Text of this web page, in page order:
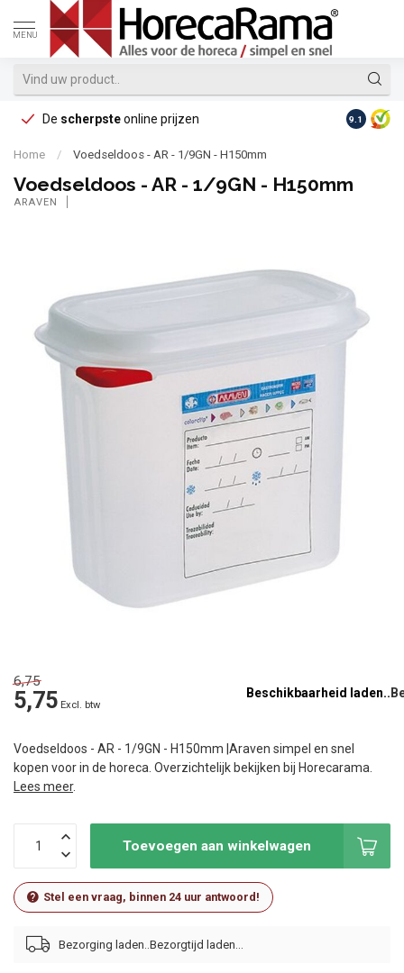
MENU
De scherpsteonline prijzen Op
9.1
Home / Voedseldoos - AR - 1/9GN - H150mm
Voedseldoos - AR - 1/9GN - H150mm
ARAVEN
6,75
5,75 Excl. btw
Beschikbaarheid laden..
Voedseldoos - AR - 1/9GN - H150mm |Araven simpel en snel
kopen voor in de horeca. Overzichtelijk bekijken bij Horecarama.
Lees meer.
Toevoegen aan winkelwagen
Stel een vraag, binnen 24 uur antwoord!
Bezorging laden..